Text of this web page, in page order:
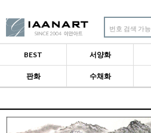
번호 검색 가능
BEST 서양화
판화 수채화